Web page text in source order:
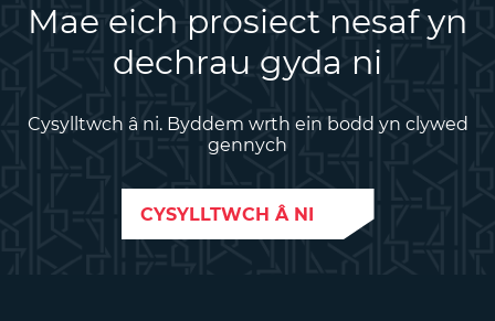
Mae eich prosiect nesaf yn
dechrau gyda ni
Cysylltwch â ni. Byddem wrth ein bodd yn clywed
gennych
CYSYLLTWCH Â NI